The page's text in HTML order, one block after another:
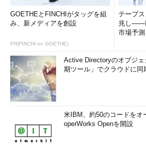
GOETHEとFINCHIがタッグを組
み、新メディアを創設
PR(FINCHI on GOETHE)
テープ
兆し
市場予
Active Directoryのオブジ
期ツール」でクラウドに同
米IBM、約50のコードをオ
operWorks Openを開設